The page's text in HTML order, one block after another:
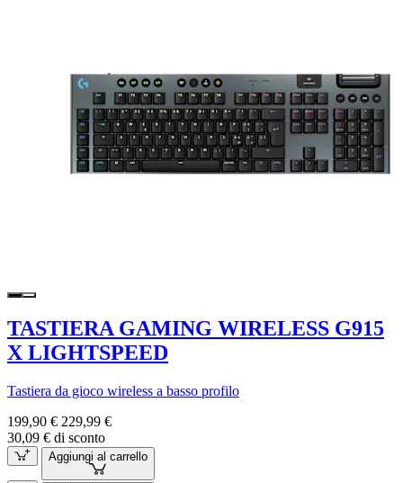
TASTIERA GAMING WIRELESS G915
X LIGHTSPEED
Tastiera da gioco wireless a basso profilo
199,90 € 229,99 €
30,09 € di sconto
Aggiungi al carrello